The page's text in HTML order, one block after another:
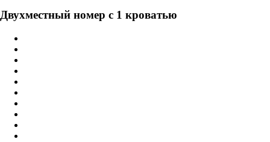
Двухместный номер с 1 кроватью